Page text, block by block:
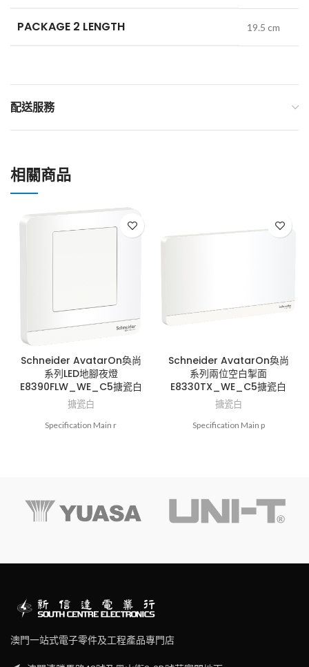
PACKAGE 2 LENGTH 19.5 cm
配送服務
相關商品
Schneider AvatarOn奐尚
系列LED地腳夜燈
E8390FLW_WE_C5搪瓷白
搪瓷白
Specification Main r
Schneider AvatarOn奐尚
系列兩位空白掣面
E8330TX_WE_C5搪瓷白
搪瓷白
Specification Main p
澳門一站式電子零件及工程產品專門店